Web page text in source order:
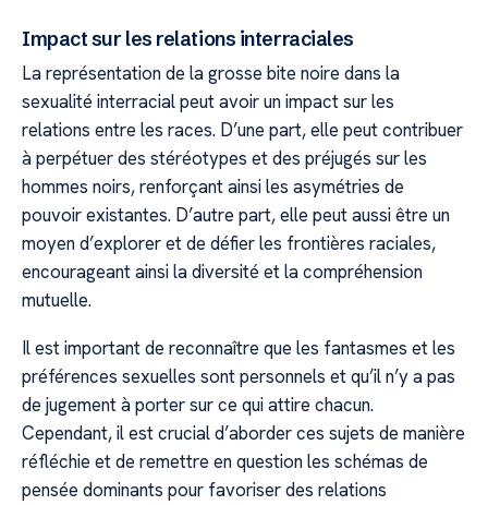
Impact sur les relations interraciales
La représentation de la grosse bite noire dans la
sexualité interracial peut avoir un impact sur les
relations entre les races. D’une part, elle peut contribuer
à perpétuer des stéréotypes et des préjugés sur les
hommes noirs, renforçant ainsi les asymétries de
pouvoir existantes. D’autre part, elle peut aussi être un
moyen d’explorer et de défier les frontières raciales,
encourageant ainsi la diversité et la compréhension
mutuelle.
Il est important de reconnaître que les fantasmes et les
préférences sexuelles sont personnels et qu’il n’y a pas
de jugement à porter sur ce qui attire chacun.
Cependant, il est crucial d’aborder ces sujets de manière
réfléchie et de remettre en question les schémas de
pensée dominants pour favoriser des relations